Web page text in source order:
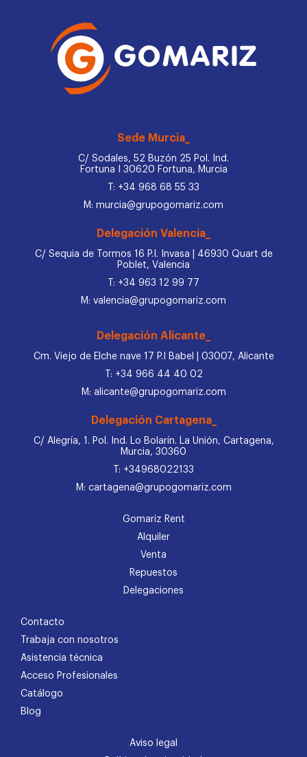
Sede Murcia_
C/ Sodales, 52 Buzón 25 Pol. Ind.
Fortuna I 30620 Fortuna, Murcia
T: +34 968 68 55 33
M: murcia@grupogomariz.com
Delegación Valencia_
C/ Sequia de Tormos 16 P.I. Invasa | 46930 Quart de
Poblet, Valencia
T: +34 963 12 99 77
M: valencia@grupogomariz.com
Delegación Alicante_
Cm. Viejo de Elche nave 17 P.I Babel | 03007, Alicante
T: +34 966 44 40 02
M: alicante@grupogomariz.com
Delegación Cartagena_
C/ Alegría, 1. Pol. Ind. Lo Bolarín. La Unión, Cartagena,
Murcia, 30360
T: +34968022133
M: cartagena@grupogomariz.com
Gomariz Rent
Alquiler
Venta
Repuestos
Delegaciones
Contacto
Trabaja con nosotros
Asistencia técnica
Acceso Profesionales
Catálogo
Blog
Aviso legal